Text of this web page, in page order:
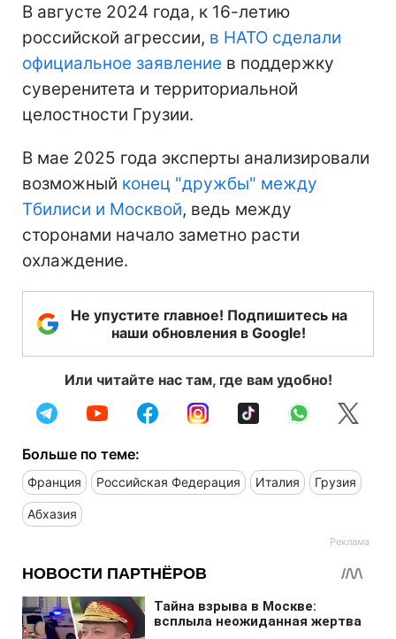
В августе 2024 года, к 16-летию
российской агрессии, в НАТО сделали
официальное заявление в поддержку
суверенитета и территориальной
целостности Грузии.
В мае 2025 года эксперты анализировали
возможный конец "дружбы" между
Тбилиси и Москвой, ведь между
сторонами начало заметно расти
охлаждение.
Не упустите главное! Подпишитесь на
наши обновления в Google!
Или читайте нас там, где вам удобно!
Больше по теме:
Франция Российская Федерация Италия Грузия
Абхазия